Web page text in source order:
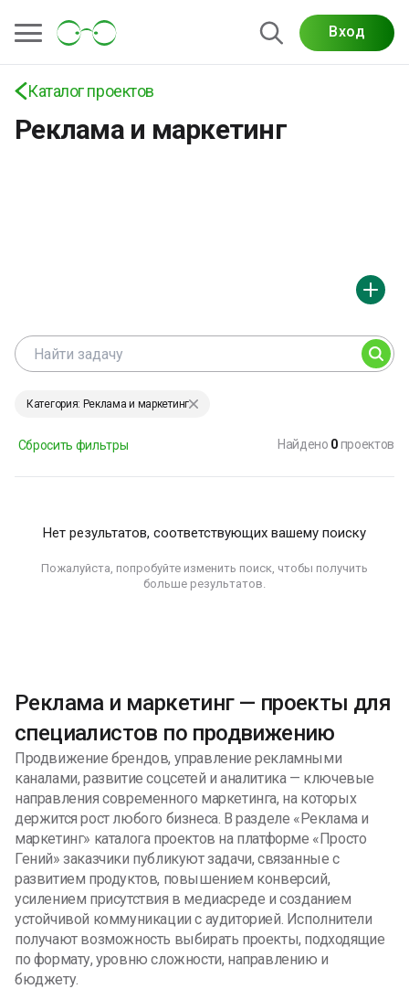
Вход
Каталог проектов
Реклама и маркетинг
Проекты по рекламе, SMM, таргету, PR и
аналитике — задания для специалистов по
продвижению и брендам на платформе «Просто
Гений»
Категория: Реклама и маркетинг
Сбросить фильтры Найдено 0проектов
Нет результатов, соответствующих вашему поиску
Пожалуйста, попробуйте изменить поиск, чтобы получить
больше результатов.
Реклама и маркетинг — проекты для
специалистов по продвижению
Продвижение брендов, управление рекламными
каналами, развитие соцсетей и аналитика — ключевые
направления современного маркетинга, на которых
держится рост любого бизнеса. В разделе «Реклама и
маркетинг» каталога проектов на платформе «Просто
Гений» заказчики публикуют задачи, связанные с
развитием продуктов, повышением конверсий,
усилением присутствия в медиасреде и созданием
устойчивой коммуникации с аудиторией. Исполнители
получают возможность выбирать проекты, подходящие
по формату, уровню сложности, направлению и
бюджету.